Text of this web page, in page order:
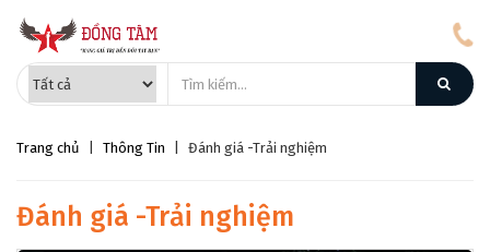
Trang chủ Thông Tin Đánh giá -Trải nghiệm
Đánh giá -Trải nghiệm